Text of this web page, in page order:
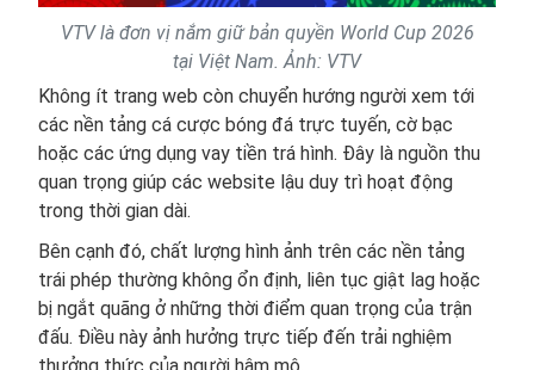
VTV là đơn vị nắm giữ bản quyền World Cup 2026
tại Việt Nam. Ảnh: VTV
Không ít trang web còn chuyển hướng người xem tới
các nền tảng cá cược bóng đá trực tuyến, cờ bạc
hoặc các ứng dụng vay tiền trá hình. Đây là nguồn thu
quan trọng giúp các website lậu duy trì hoạt động
trong thời gian dài.
Bên cạnh đó, chất lượng hình ảnh trên các nền tảng
trái phép thường không ổn định, liên tục giật lag hoặc
bị ngắt quãng ở những thời điểm quan trọng của trận
đấu. Điều này ảnh hưởng trực tiếp đến trải nghiệm